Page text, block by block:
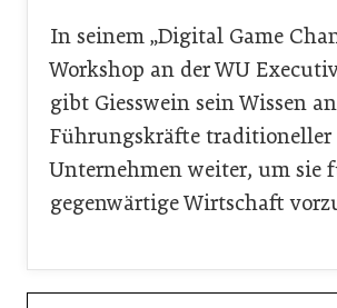
In seinem „Digital Game
Workshop an der WU
gibt Giesswein sein Wissen an
Führungskräfte traditioneller
Unternehmen weiter, um sie
gegenwärtige Wirtschaft